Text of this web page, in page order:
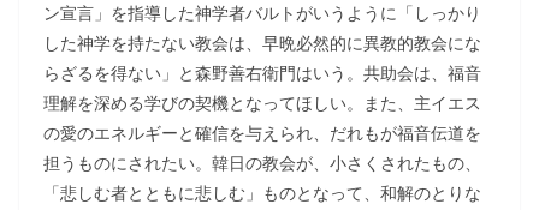
ン宣言」を指導した神学者バルトがいうように「しっかり
した神学を持たない教会は、早晩必然的に異教的教会にな
らざるを得ない」と森野善右衛門はいう。共助会は、福音
理解を深める学びの契機となってほしい。また、主イエス
の愛のエネルギーと確信を与えられ、だれもが福音伝道を
担うものにされたい。韓日の教会が、小さくされたもの、
「悲しむ者とともに悲しむ」ものとなって、和解のとりな